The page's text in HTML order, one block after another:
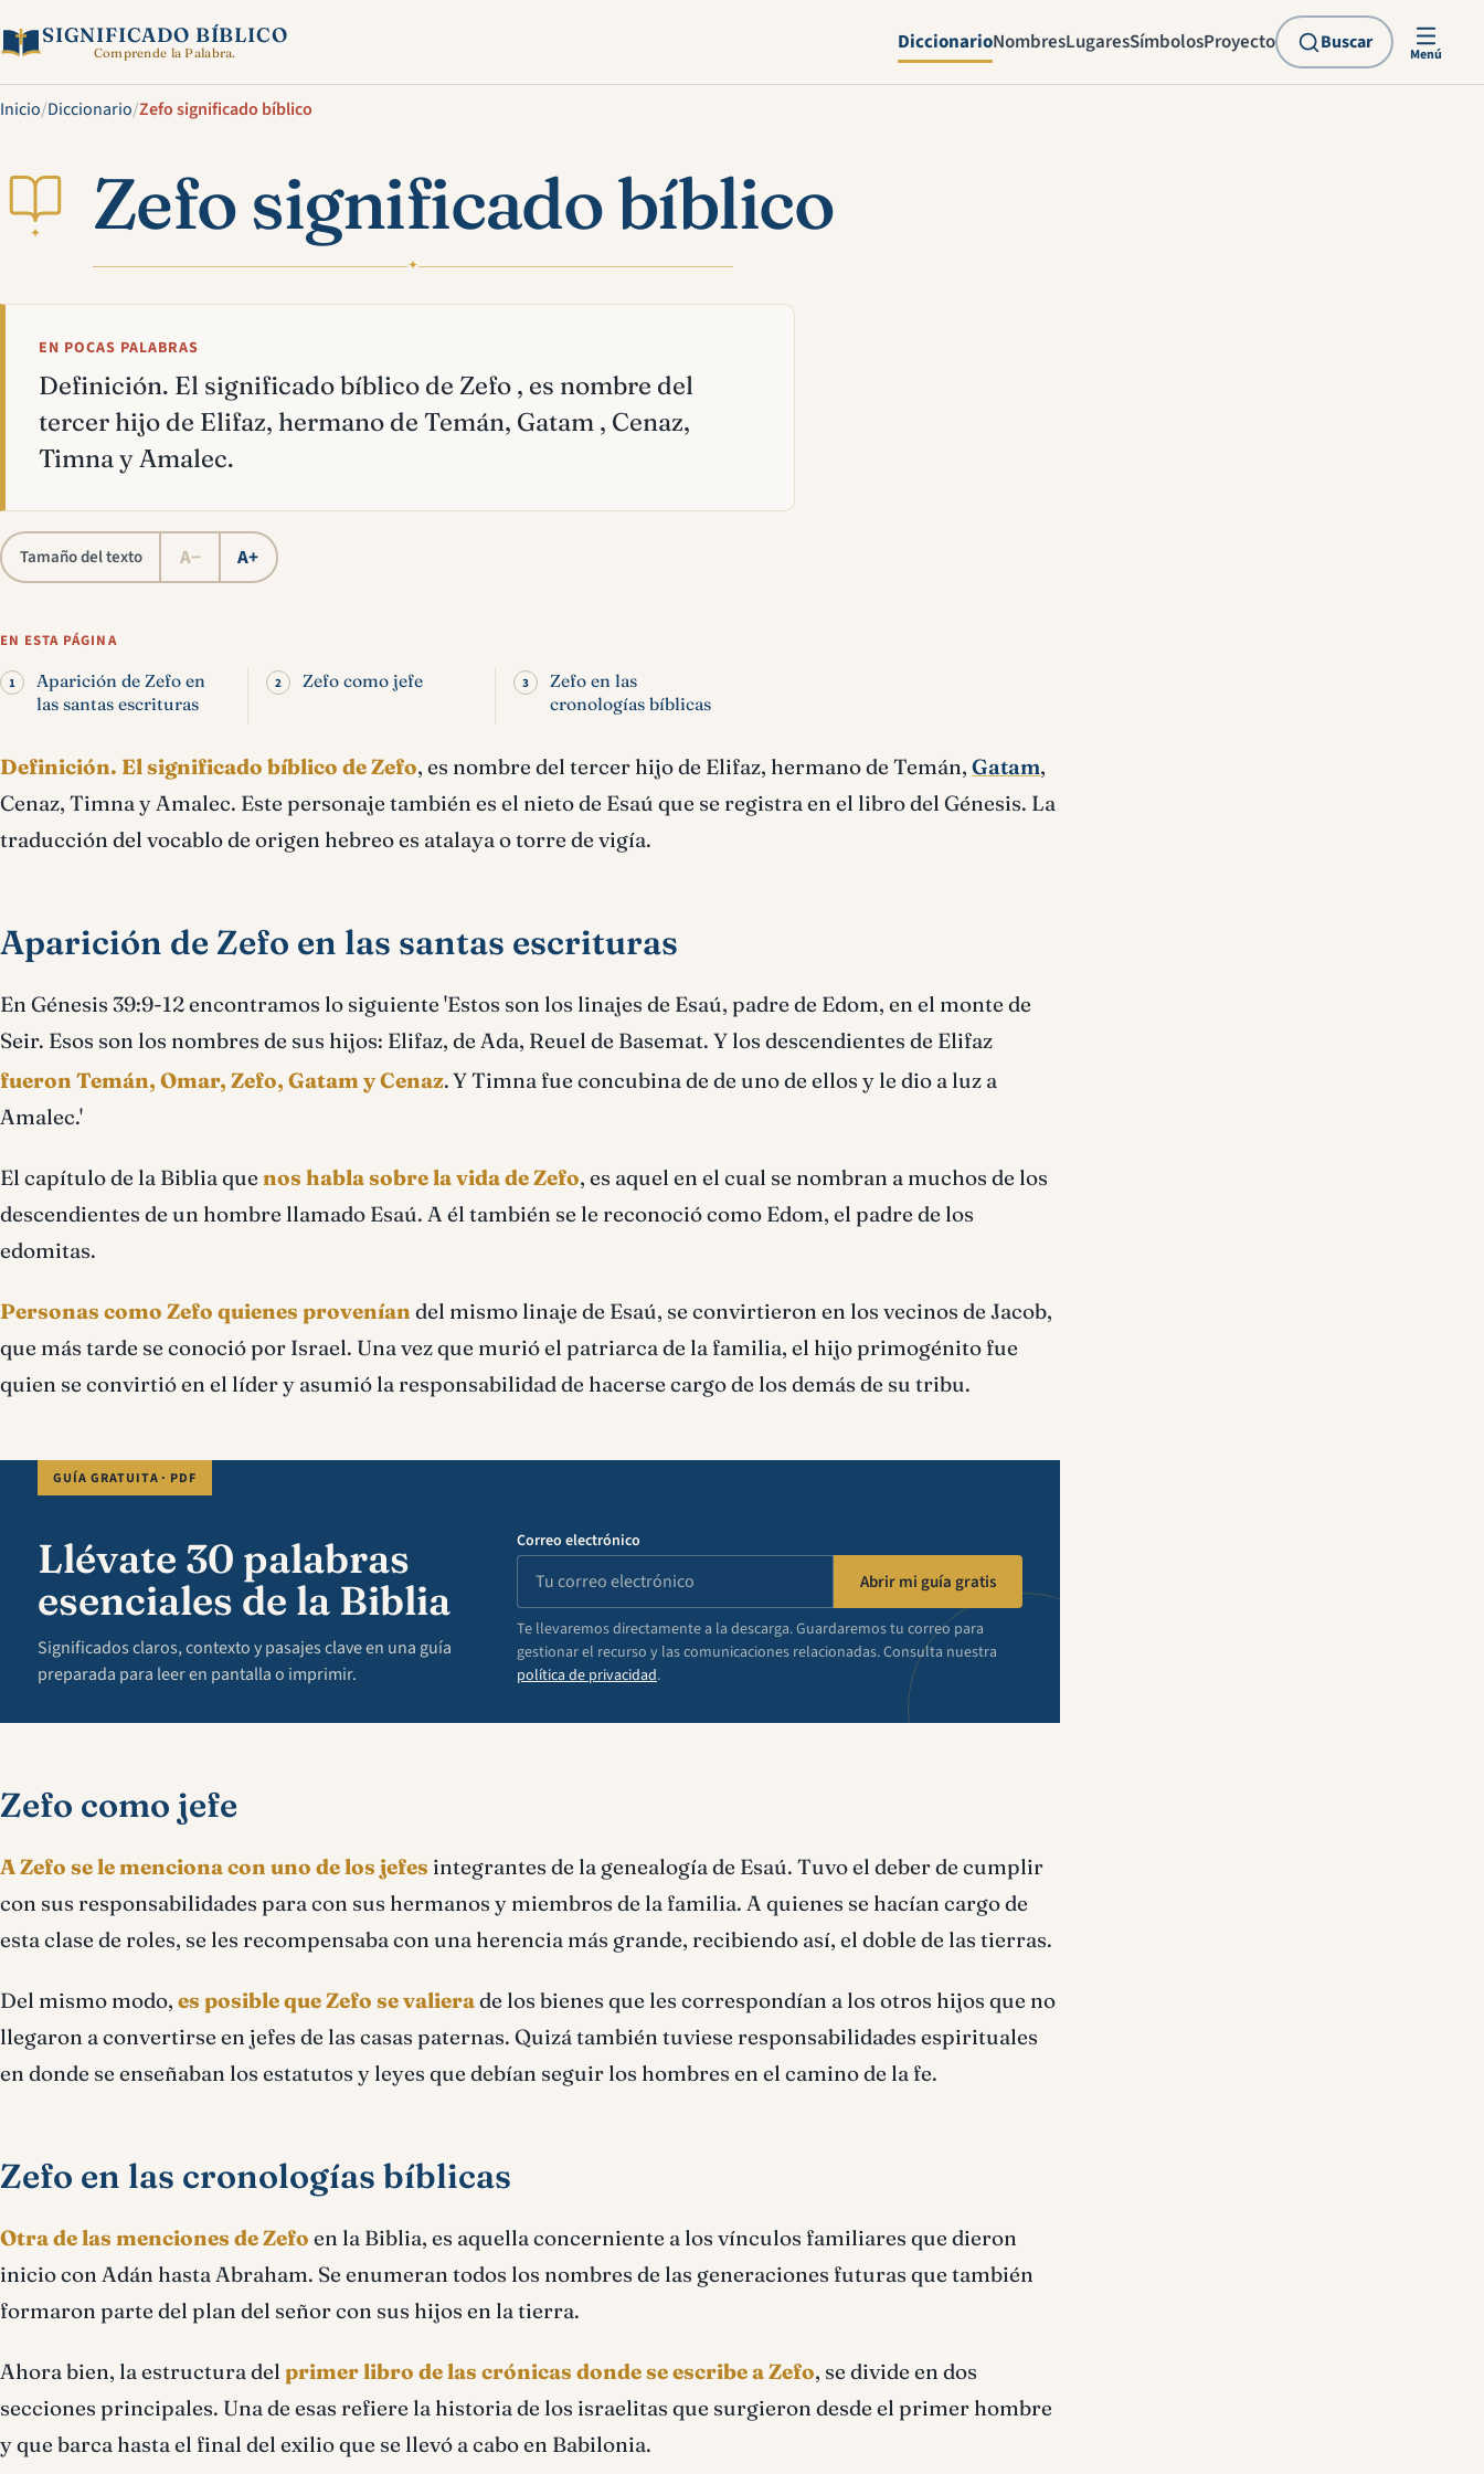
SIGNIFICADO BÍBLICO
Comprende la Palabra. DiccionarioNombresLugaresSímbolosProyecto Buscar
Menú
Inicio/Diccionario/Zefo significado bíblico
✦ Zefo significado bíblico
✦
EN POCAS PALABRAS
Definición. El significado bíblico de Zefo , es nombre del
tercer hijo de Elifaz, hermano de Temán, Gatam , Cenaz,
Timna y Amalec.
Tamaño del texto A− A+
EN ESTA PÁGINA
Aparición de Zefo en
las santas escrituras
Zefo como jefe
Zefo en las
cronologías bíblicas
Definición. El significado bíblico de Zefo, es nombre del tercer hijo de Elifaz, hermano de Temán, Gatam,
Cenaz, Timna y Amalec. Este personaje también es el nieto de Esaú que se registra en el libro del Génesis. La
traducción del vocablo de origen hebreo es atalaya o torre de vigía.
Aparición de Zefo en las santas escrituras
En Génesis 39:9-12 encontramos lo siguiente 'Estos son los linajes de Esaú, padre de Edom, en el monte de
Seir. Esos son los nombres de sus hijos: Elifaz, de Ada, Reuel de Basemat. Y los descendientes de Elifaz
fueron Temán, Omar, Zefo, Gatam y Cenaz.Y Timna fue concubina de de uno de ellos y le dio a luz a
Amalec.'
El capítulo de la Biblia que nos habla sobre la vida de Zefo, es aquel en el cual se nombran a muchos de los
descendientes de un hombre llamado Esaú. A él también se le reconoció como Edom, el padre de los
edomitas.
Personas como Zefo quienes provenían del mismo linaje de Esaú, se convirtieron en los vecinos de Jacob,
que más tarde se conoció por Israel. Una vez que murió el patriarca de la familia, el hijo primogénito fue
quien se convirtió en el líder y asumió la responsabilidad de hacerse cargo de los demás de su tribu.
GUÍA GRATUITA · PDF
Llévate 30 palabras
esenciales de la Biblia
Significados claros, contexto y pasajes clave en una guía
preparada para leer en pantalla o imprimir.
Correo electrónico
Abrir mi guía gratis
Te llevaremos directamente a la descarga. Guardaremos tu correo para
gestionar el recurso y las comunicaciones relacionadas. Consulta nuestra
política de privacidad.
Zefo como jefe
A Zefo se le menciona con uno de los jefes integrantes de la genealogía de Esaú. Tuvo el deber de cumplir
con sus responsabilidades para con sus hermanos y miembros de la familia. A quienes se hacían cargo de
esta clase de roles, se les recompensaba con una herencia más grande, recibiendo así, el doble de las tierras.
Del mismo modo, es posible que Zefo se valierade los bienes que les correspondían a los otros hijos que no
llegaron a convertirse en jefes de las casas paternas. Quizá también tuviese responsabilidades espirituales
en donde se enseñaban los estatutos y leyes que debían seguir los hombres en el camino de la fe.
Zefo en las cronologías bíblicas
Otra de las menciones de Zefo en la Biblia, es aquella concerniente a los vínculos familiares que dieron
inicio con Adán hasta Abraham. Se enumeran todos los nombres de las generaciones futuras que también
formaron parte del plan del señor con sus hijos en la tierra.
Ahora bien, la estructura del primer libro de las crónicas donde se escribe a Zefo, se divide en dos
secciones principales. Una de esas refiere la historia de los israelitas que surgieron desde el primer hombre
y que barca hasta el final del exilio que se llevó a cabo en Babilonia.